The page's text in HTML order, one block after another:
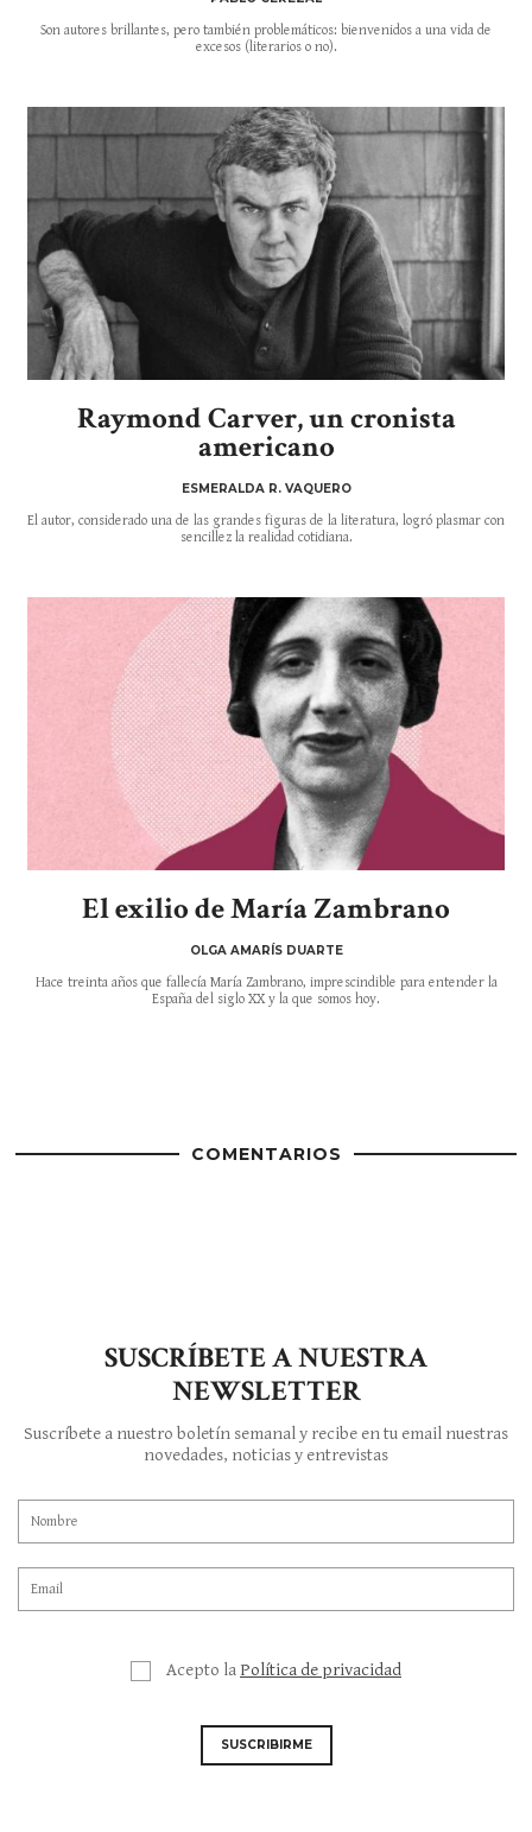
Son autores brillantes, pero también problemáticos: bienvenidos a una vida de
excesos (literarios o no).
Raymond Carver, un cronista
americano
ESMERALDA R. VAQUERO
El autor, considerado una de las grandes figuras de la literatura, logró plasmar con
sencillez la realidad cotidiana.
El exilio de María Zambrano
OLGA AMARÍS DUARTE
Hace treinta años que fallecía María Zambrano, imprescindible para entender la
España del siglo XX y la que somos hoy.
COMENTARIOS
SUSCRÍBETE A NUESTRA
NEWSLETTER
Suscríbete a nuestro boletín semanal y recibe en tu email nuestras
novedades, noticias y entrevistas
Acepto la Política de privacidad
SUSCRIBIRME